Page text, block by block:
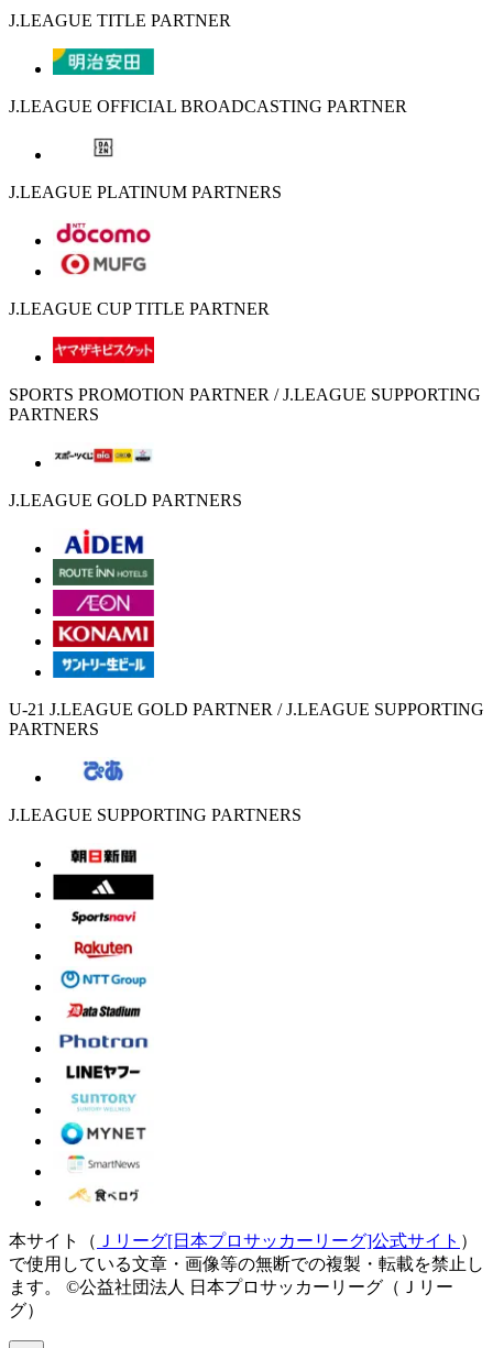
J.LEAGUE TITLE PARTNER
J.LEAGUE OFFICIAL BROADCASTING PARTNER
J.LEAGUE PLATINUM PARTNERS
J.LEAGUE CUP TITLE PARTNER
SPORTS PROMOTION PARTNER / J.LEAGUE SUPPORTING
PARTNERS
J.LEAGUE GOLD PARTNERS
U-21 J.LEAGUE GOLD PARTNER / J.LEAGUE SUPPORTING
PARTNERS
J.LEAGUE SUPPORTING PARTNERS
本サイト（ Ｊリーグ[日本プロサッカーリーグ]公式サイト ）
で使用している文章・画像等の無断での複製・転載を禁止し
ます。
©公益社団法人 日本プロサッカーリーグ（Ｊリー
グ）